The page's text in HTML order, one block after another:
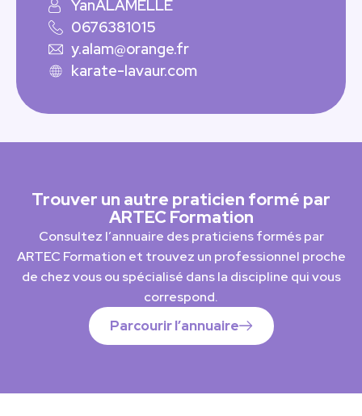
YanALAMELLE
0676381015
y.alam@orange.fr
karate-lavaur.com
Trouver un autre praticien formé par
ARTEC Formation
Consultez l’annuaire des praticiens formés par
ARTEC Formation et trouvez un professionnel proche
de chez vous ou spécialisé dans la discipline qui vous
correspond.
Parcourir l’annuaire